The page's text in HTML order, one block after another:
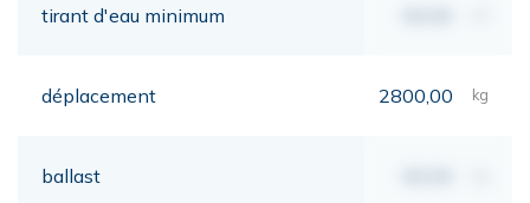
tirant d'eau minimum
déplacement 2800,00 kg
ballast